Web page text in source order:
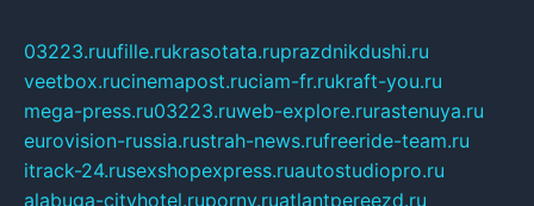
03223.ruufille.rukrasotata.ruprazdnikdushi.ru
veetbox.rucinemapost.ruciam-fr.rukraft-you.ru
mega-press.ru03223.ruweb-explore.rurastenuya.ru
eurovision-russia.rustrah-news.rufreeride-team.ru
itrack-24.rusexshopexpress.ruautostudiopro.ru
alabuga-cityhotel.rupornv.ruatlantpereezd.ru